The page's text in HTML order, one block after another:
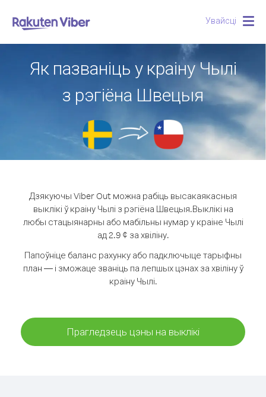
Увайсці
Як пазваніць у краіну Чылі
з рэгіёна Швецыя
Дзякуючы Viber Out можна рабіць высакаякасныя
выклікі ў краіну Чылі з рэгіёна Швецыя.Выклікі на
любы стацыянарны або мабільны нумар у краіне Чылі
ад 2.9 ¢ за хвіліну.
Папоўніце баланс рахунку або падключыце тарыфны
план — і зможаце званіць па лепшых цэнах за хвіліну ў
краіну Чылі.
Прагледзець цэны на выклікі